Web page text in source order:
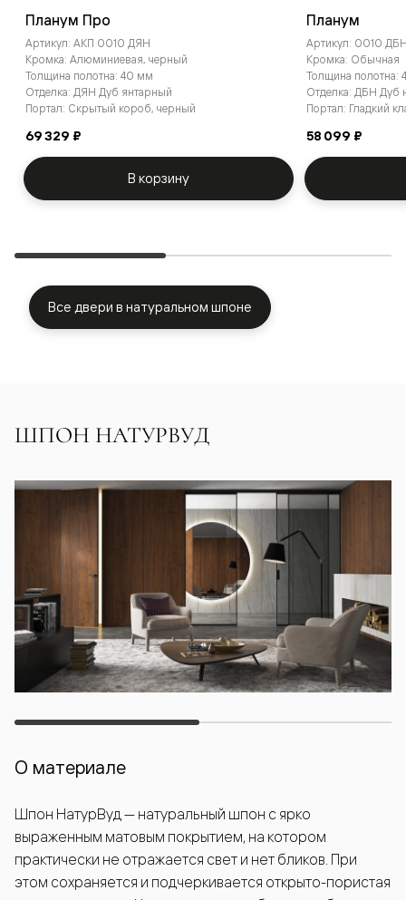
Планум Про
Артикул: АКП 0010 ДЯН
Кромка: Алюминиевая, черный
Толщина полотна: 40 мм
Отделка: ДЯН Дуб янтарный
Портал: Скрытый короб, черный
69 329 ₽
В корзину
Планум
Артикул: 0010
Кромка: Обычная
Толщина полотна:
Отделка: ДБН Дуб
Портал: Гладкий
58 099 ₽
Все двери в натуральном шпоне
ШПОН НАТУРВУД
О материале
Шпон НатурВуд — натуральный шпон с ярко
выраженным матовым покрытием, на котором
практически не отражается свет и нет бликов. При
этом сохраняется и подчеркивается открыто-пористая